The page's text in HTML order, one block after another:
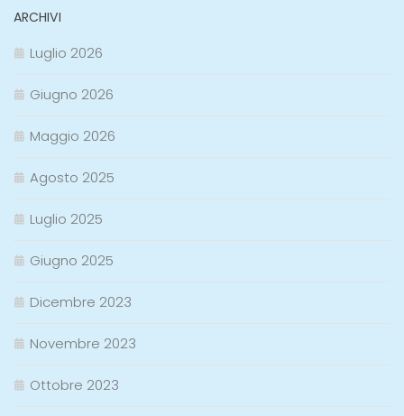
ARCHIVI
Luglio 2026
Giugno 2026
Maggio 2026
Agosto 2025
Luglio 2025
Giugno 2025
Dicembre 2023
Novembre 2023
Ottobre 2023